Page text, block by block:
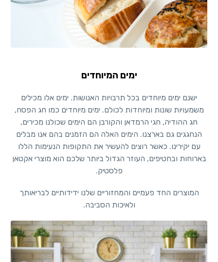
ימים המיוחדים
ישנם ימים מיוחדים בכל תרבויות האנושות. ימים אלו מכילים
משמעויות שונות ומיוחדות לכולם. ימים מיוחדים כמו חג הפסח,
חג ההודיה, חגי הרמדאן והקורבן הם הימים שכולנו מכירים,
הנחגגים גם בארצנו. הימים האלה הם הזמנים בהם אנו מבלים
עם יקירינו. כאשר רוצים להעשיר את התקופות הנעימות הללו
בארוחות ובחטיפים, העוזר הגדול ביותר שלכם הוא מוצרי אקטאן
פלסטיק.
המוצרים החד פעמיים והמחזוריים שלנו ידידותיים לבריאותך
ולאיכות הסביבה.